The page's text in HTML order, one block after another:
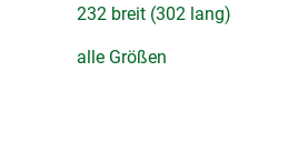
232 breit (302 lang)
alle Größen